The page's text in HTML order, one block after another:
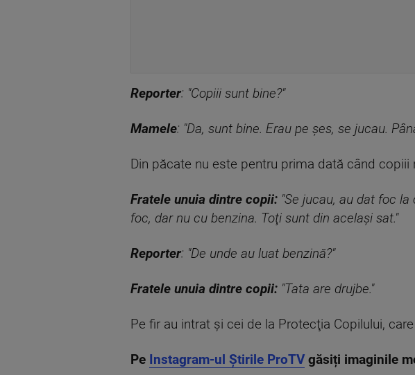
Reporter: "Copiii sunt bine?"
Mamele: "Da, sunt bine. Erau pe şes, se jucau.
Din păcate nu este pentru prima dată când
Fratele unuia dintre copii: "Se jucau, au dat foc
foc, dar nu cu benzina. Toţi sunt din acelaşi sat."
Reporter: "De unde au luat benzină?"
Fratele unuia dintre copii: "Tata are drujbe."
Pe fir au intrat şi cei de la Protecţia Copilului,
Pe Instagram-ul Știrile ProTV găsiți imaginile